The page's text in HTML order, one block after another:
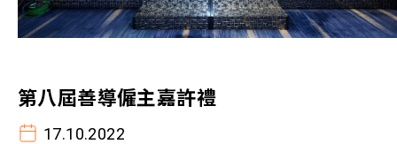
第八屆善導僱主嘉許禮
17.10.2022